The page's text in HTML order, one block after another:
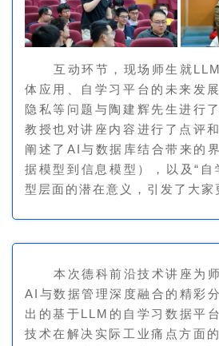
互动环节，现场师生就
体应用、自学习平台的未来发
隐私等问题与陶建辉先生进行
教授也对讲座内容进行了点评
阐述了AI与数据库结合带来的
据模型到信息模型），以及“自
型层面的潜在意义，引发了大家
本次德科前沿技术讲座为
AI与数据管理深度融合的精彩
出的基于LLM的自学习数据平
技术在解决实际工业痛点方面